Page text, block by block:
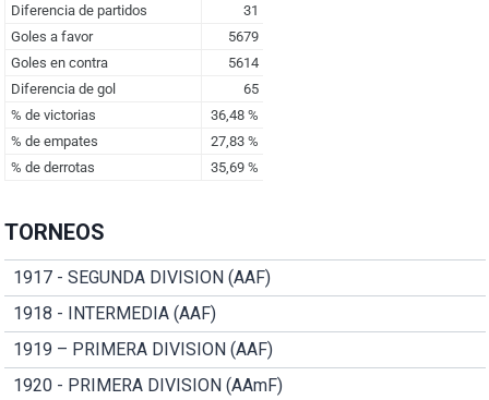
TORNEOS
1917 - SEGUNDA DIVISION (AAF)
1918 - INTERMEDIA (AAF)
1919 – PRIMERA DIVISION (AAF)
1920 - PRIMERA DIVISION (AAmF)